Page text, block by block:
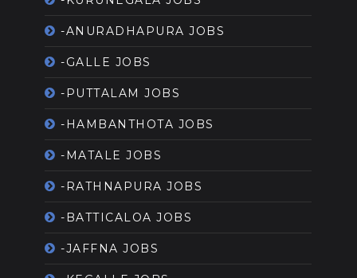
-ANURADHAPURA JOBS
-GALLE JOBS
-PUTTALAM JOBS
-HAMBANTHOTA JOBS
-MATALE JOBS
-RATHNAPURA JOBS
-BATTICALOA JOBS
-JAFFNA JOBS